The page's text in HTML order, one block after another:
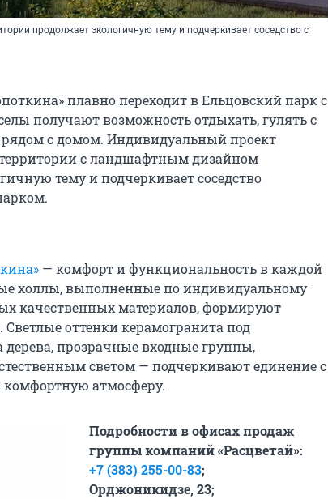
продолжает экологичную тему и подчеркивает соседство с
плавно переходит в Ельцовский парк с
получают возможность отдыхать, гулять с
с домом. Индивидуальный проект
с ландшафтным дизайном
тему и подчеркивает соседство
— комфорт и функциональность в каждой
холлы, выполненные по индивидуальному
качественных материалов, формируют
оттенки керамогранита под
дерева, прозрачные входные группы,
светом — подчеркивают единение с
атмосферу.
Подробности в офисах продаж
группы компаний «Расцветай»:
+7 (383) 255-00-83;
Орджоникидзе, 23;